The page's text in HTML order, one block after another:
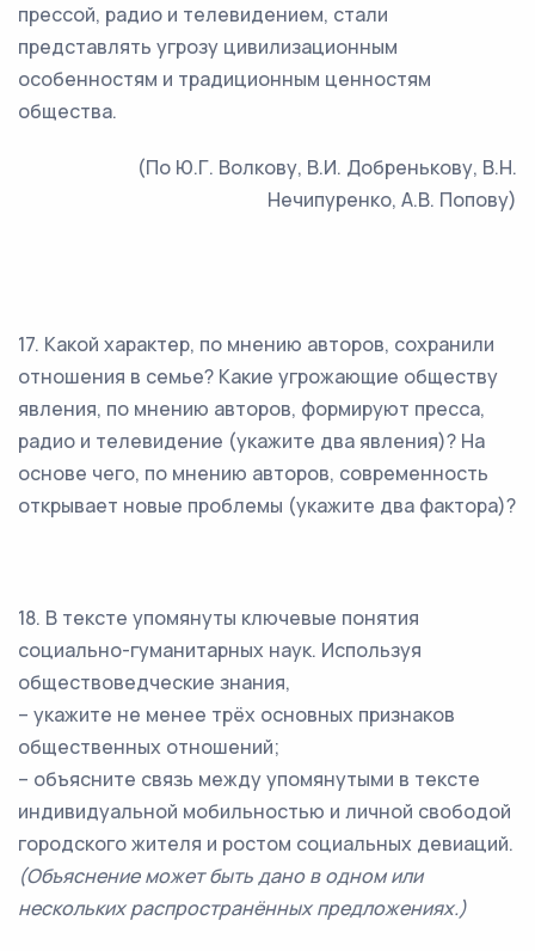
прессой, радио и телевидением, стали
представлять угрозу цивилизационным
особенностям и традиционным ценностям
общества.
(По Ю.Г. Волкову, В.И. Добренькову, В.Н.
Нечипуренко, А.В. Попову)
17. Какой характер, по мнению авторов, сохранили
отношения в семье? Какие угрожающие обществу
явления, по мнению авторов, формируют пресса,
радио и телевидение (укажите два явления)? На
основе чего, по мнению авторов, современность
открывает новые проблемы (укажите два фактора)?
18. В тексте упомянуты ключевые понятия
социально-гуманитарных наук. Используя
обществоведческие знания,
– укажите не менее трёх основных признаков
общественных отношений;
– объясните связь между упомянутыми в тексте
индивидуальной мобильностью и личной свободой
городского жителя и ростом социальных девиаций.
(Объяснение может быть дано в одном или
нескольких распространённых предложениях.)